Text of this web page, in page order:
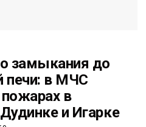
замыкания до
печи: в МЧС
в
и Игарке